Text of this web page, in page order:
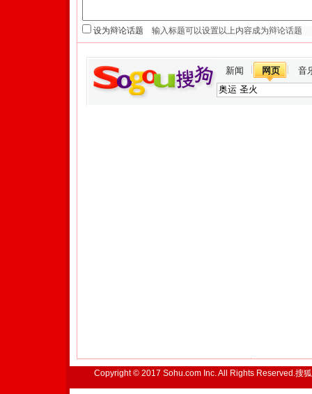
设为辩论话题
新闻 网页 音
Copyright © 2017 Sohu.com Inc. All Rights Reserved.搜